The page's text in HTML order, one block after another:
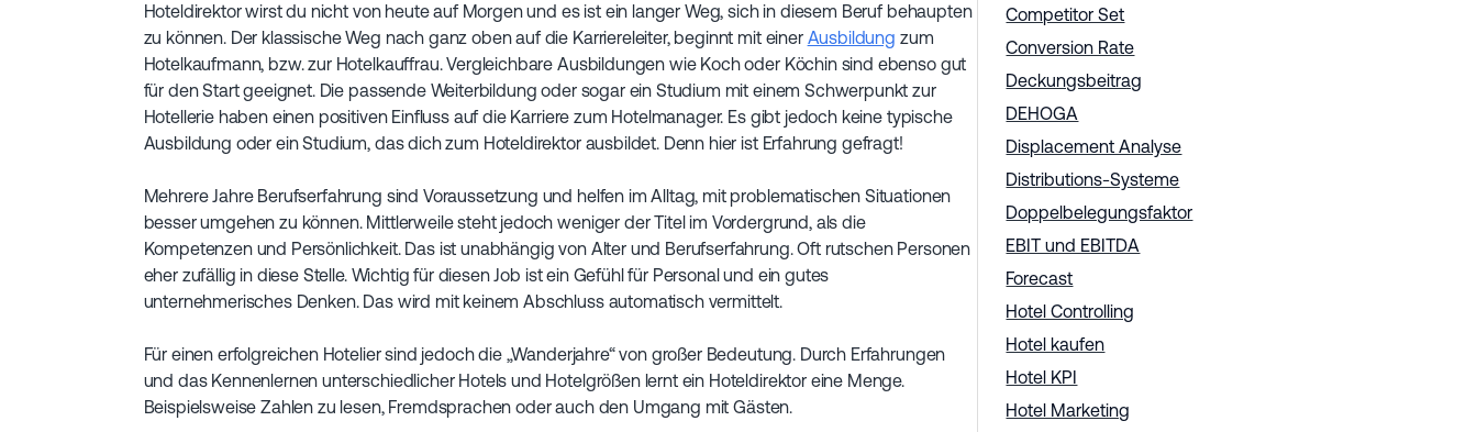
Hoteldirektor wirst du nicht von heute auf Morgen und es ist ein langer Weg, sich in diesem Beruf behaupten
zu können. Der klassische Weg nach ganz oben auf die Karriereleiter, beginnt mit einer Ausbildung zum
Hotelkaufmann, bzw. zur Hotelkauffrau. Vergleichbare Ausbildungen wie Koch oder Köchin sind ebenso gut
für den Start geeignet. Die passende Weiterbildung oder sogar ein Studium mit einem Schwerpunkt zur
Hotellerie haben einen positiven Einfluss auf die Karriere zum Hotelmanager. Es gibt jedoch keine typische
Ausbildung oder ein Studium, das dich zum Hoteldirektor ausbildet. Denn hier ist Erfahrung gefragt!
Mehrere Jahre Berufserfahrung sind Voraussetzung und helfen im Alltag, mit problematischen Situationen
besser umgehen zu können. Mittlerweile steht jedoch weniger der Titel im Vordergrund, als die
Kompetenzen und Persönlichkeit. Das ist unabhängig von Alter und Berufserfahrung. Oft rutschen Personen
eher zufällig in diese Stelle. Wichtig für diesen Job ist ein Gefühl für Personal und ein gutes
unternehmerisches Denken. Das wird mit keinem Abschluss automatisch vermittelt.
Für einen erfolgreichen Hotelier sind jedoch die „Wanderjahre“ von großer Bedeutung. Durch Erfahrungen
und das Kennenlernen unterschiedlicher Hotels und Hotelgrößen lernt ein Hoteldirektor eine Menge.
Beispielsweise Zahlen zu lesen, Fremdsprachen oder auch den Umgang mit Gästen.
Competitor Set
Conversion Rate
Deckungsbeitrag
DEHOGA
Displacement Analyse
Distributions-Systeme
Doppelbelegungsfaktor
EBIT und EBITDA
Forecast
Hotel Controlling
Hotel kaufen
Hotel KPI
Hotel Marketing